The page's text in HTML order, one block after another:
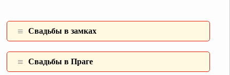
Свадьбы в замках
Свадьбы в Праге